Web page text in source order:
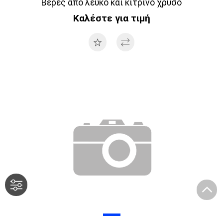
Βέρες από λευκό και κίτρινο χρυσό
Καλέστε για τιμή